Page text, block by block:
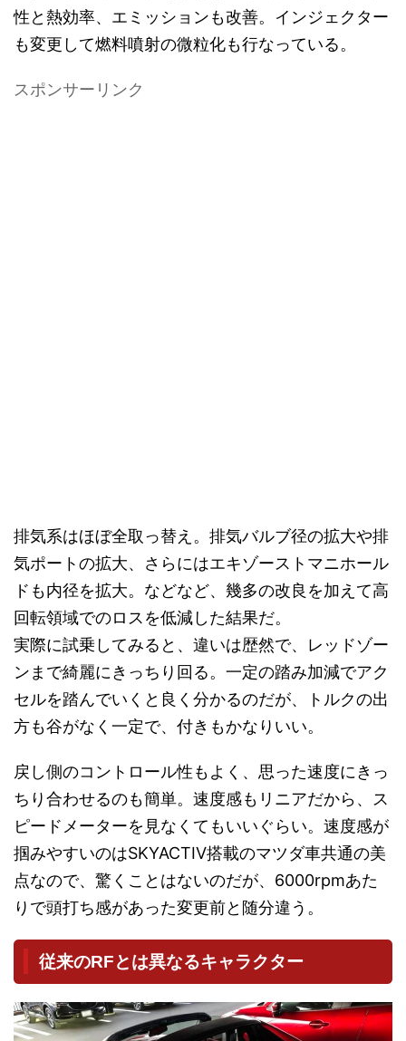
性と熱効率、エミッションも改善。インジェクター
も変更して燃料噴射の微粒化も行なっている。
スポンサーリンク
排気系はほぼ全取っ替え。排気バルブ径の拡大や排
気ポートの拡大、さらにはエキゾーストマニホール
ドも内径を拡大。などなど、幾多の改良を加えて高
回転領域でのロスを低減した結果だ。
実際に試乗してみると、違いは歴然で、レッドゾー
ンまで綺麗にきっちり回る。一定の踏み加減でアク
セルを踏んでいくと良く分かるのだが、トルクの出
方も谷がなく一定で、付きもかなりいい。
戻し側のコントロール性もよく、思った速度にきっ
ちり合わせるのも簡単。速度感もリニアだから、ス
ピードメーターを見なくてもいいぐらい。速度感が
掴みやすいのはSKYACTIV搭載のマツダ車共通の美
点なので、驚くことはないのだが、6000rpmあた
りで頭打ち感があった変更前と随分違う。
従来のRFとは異なるキャラクター